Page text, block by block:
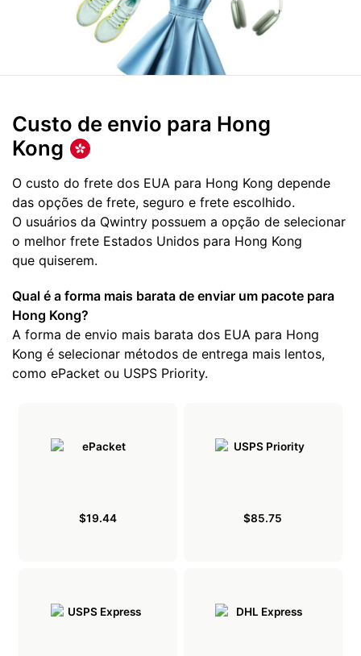
Custo de envio para Hong
Kong
O custo do frete dos EUA para Hong Kong depende
das opções de frete, seguro e frete escolhido.
O usuários da Qwintry possuem a opção de selecionar
o melhor frete Estados Unidos para Hong Kong
que quiserem.
Qual é a forma mais barata de enviar um pacote para
Hong Kong?
A forma de envio mais barata dos EUA para Hong
Kong é selecionar métodos de entrega mais lentos,
como ePacket ou USPS Priority.
$19.44 $85.75